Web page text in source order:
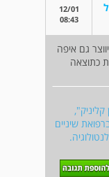
12/01
08:43
גם איפה
כתוצאה
קליניק",
שיניים